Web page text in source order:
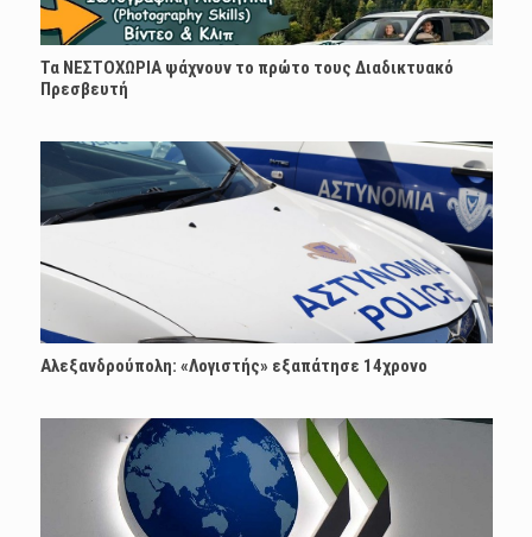
Τα ΝΕΣΤΟΧΩΡΙΑ ψάχνουν το πρώτο τους Διαδικτυακό
Πρεσβευτή
Αλεξανδρούπολη: «Λογιστής» εξαπάτησε 14χρονο